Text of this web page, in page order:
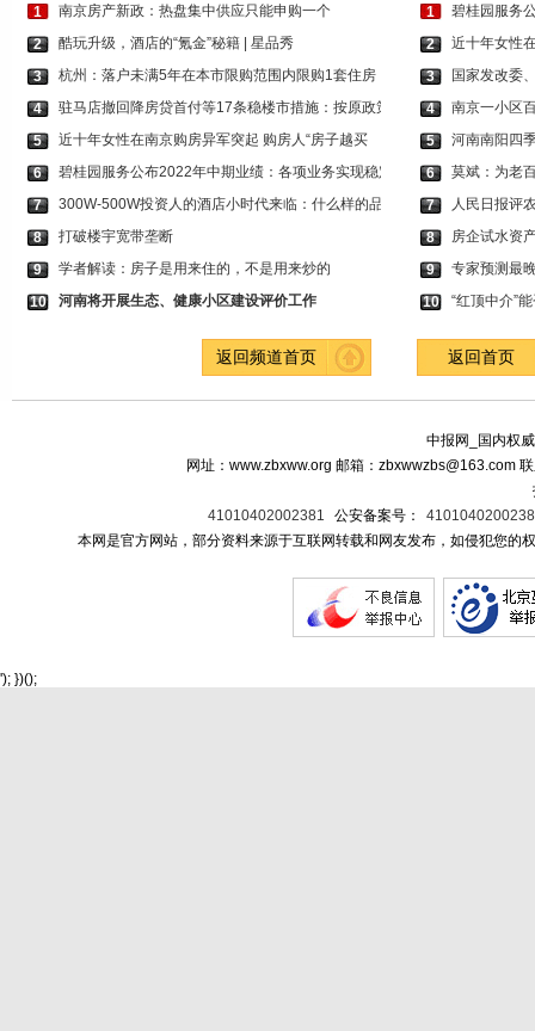
1
南京房产新政：热盘集中供应只能申购一个
2
酷玩升级，酒店的“氪金”秘籍 | 星品秀
3
杭州：落户未满5年在本市限购范围内限购1套住房
4
驻马店撤回降房贷首付等17条稳楼市措施：按原政策
5
近十年女性在南京购房异军突起 购房人“房子越买
6
碧桂园服务公布2022年中期业绩：各项业务实现稳定
7
300W-500W投资人的酒店小时代来临：什么样的品牌
8
打破楼宇宽带垄断
9
学者解读：房子是用来住的，不是用来炒的
10
河南将开展生态、健康小区建设评价工作
1
碧桂园服务
2
近十年女性
3
国家发改委
4
南京一小区
5
河南南阳四
6
莫斌：为老
7
人民日报评
8
房企试水资
9
专家预测最
10
“红顶中介”
返回频道首页 返回首页
中报网_国内权
网址：www.zbxww.org 邮箱：zbxwwzbs@163.com
41010402002381
公安备案号：
本网是官方网站，部分资料来源于互联网转载和网友发布，如侵犯您的
'); })();